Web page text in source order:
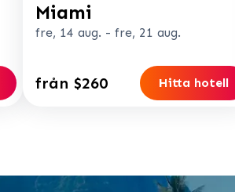
Miami
fre, 14 aug. - fre, 21 aug.
från $260 Hitta hotell